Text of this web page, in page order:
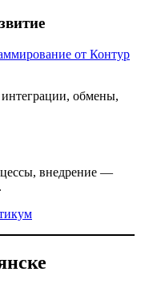
от Контур
интеграции, обмены,
внедрение —